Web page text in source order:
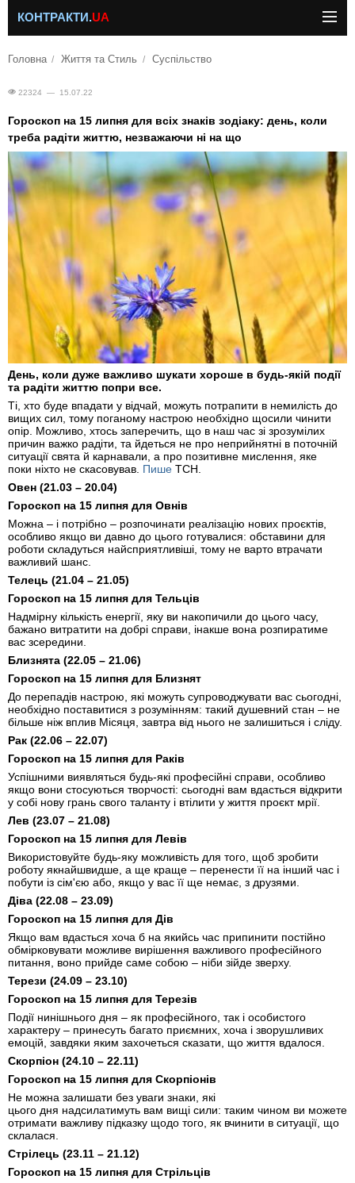
КОНТРАКТИ.UA
Головна Життя та Стиль Суспільство
22324 — 15.07.22
Гороскоп на 15 липня для всіх знаків зодіаку: день, коли
треба радіти життю, незважаючи ні на що
День, коли дуже важливо шукати хороше в будь-якій події
та радіти життю попри все.
Ті, хто буде впадати у відчай, можуть потрапити в немилість до
вищих сил, тому поганому настрою необхідно щосили чинити
опір. Можливо, хтось заперечить, що в наш час зі зрозумілих
причин важко радіти, та йдеться не про неприйнятні в поточній
ситуації свята й карнавали, а про позитивне мислення, яке
поки ніхто не скасовував. Пише ТСН.
Овен (21.03 – 20.04)
Гороскоп на 15 липня для Овнів
Можна – і потрібно – розпочинати реалізацію нових проєктів,
особливо якщо ви давно до цього готувалися: обставини для
роботи складуться найсприятливіші, тому не варто втрачати
важливий шанс.
Телець (21.04 – 21.05)
Гороскоп на 15 липня для Тельців
Надмірну кількість енергії, яку ви накопичили до цього часу,
бажано витратити на добрі справи, інакше вона розпиратиме
вас зсередини.
Близнята (22.05 – 21.06)
Гороскоп на 15 липня для Близнят
До перепадів настрою, які можуть супроводжувати вас сьогодні,
необхідно поставитися з розумінням: такий душевний стан – не
більше ніж вплив Місяця, завтра від нього не залишиться і сліду.
Рак (22.06 – 22.07)
Гороскоп на 15 липня для Раків
Успішними виявляться будь-які професійні справи, особливо
якщо вони стосуються творчості: сьогодні вам вдасться відкрити
у собі нову грань свого таланту і втілити у життя проєкт мрії.
Лев (23.07 – 21.08)
Гороскоп на 15 липня для Левів
Використовуйте будь-яку можливість для того, щоб зробити
роботу якнайшвидше, а ще краще – перенести її на інший час і
побути із сім'єю або, якщо у вас її ще немає, з друзями.
Діва (22.08 – 23.09)
Гороскоп на 15 липня для Дів
Якщо вам вдасться хоча б на якийсь час припинити постійно
обмірковувати можливе вирішення важливого професійного
питання, воно прийде саме собою – ніби зійде зверху.
Терези (24.09 – 23.10)
Гороскоп на 15 липня для Терезів
Події нинішнього дня – як професійного, так і особистого
характеру – принесуть багато приємних, хоча і зворушливих
емоцій, завдяки яким захочеться сказати, що життя вдалося.
Скорпіон (24.10 – 22.11)
Гороскоп на 15 липня для Скорпіонів
Не можна залишати без уваги знаки, які
цього дня надсилатимуть вам вищі сили: таким чином ви можете
отримати важливу підказку щодо того, як вчинити в ситуації, що
склалася.
Стрілець (23.11 – 21.12)
Гороскоп на 15 липня для Стрільців